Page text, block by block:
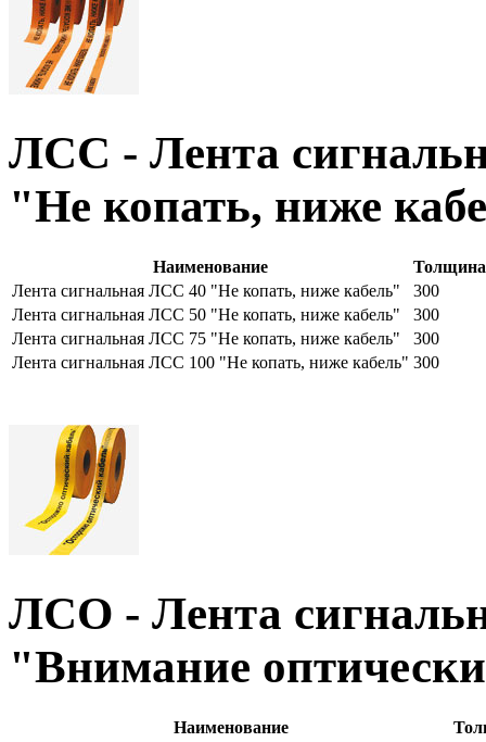
ЛСC - Лента
"Не копать, ниже
Наименование
Лента сигнальная ЛСС 40 "Не копать, ниже кабель"
300
Лента сигнальная ЛСС 50 "Не копать, ниже кабель"
300
Лента сигнальная ЛСС 75 "Не копать, ниже кабель"
300
Лента сигнальная ЛСС 100 "Не копать, ниже кабель" 300
ЛСО - Лента
"Внимание
Наименование